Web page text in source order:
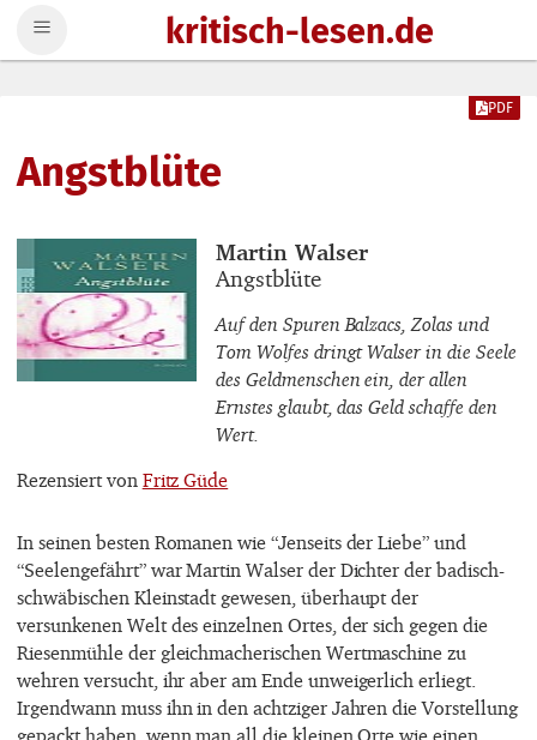
kritisch-lesen.de
Angstblüte
PDF
Buchautor_innen
Martin Walser
Buchtitel
Angstblüte
Auf den Spuren Balzacs, Zolas und
Tom Wolfes dringt Walser in die Seele
des Geldmenschen ein, der allen
Ernstes glaubt, das Geld schaffe den
Wert.
Rezensiert von Fritz Güde
In seinen besten Romanen wie “Jenseits der Liebe” und
“Seelengefährt” war Martin Walser der Dichter der badisch-
schwäbischen Kleinstadt gewesen, überhaupt der
versunkenen Welt des einzelnen Ortes, der sich gegen die
Riesenmühle der gleichmacherischen Wertmaschine zu
wehren versucht, ihr aber am Ende unweigerlich erliegt.
Irgendwann muss ihn in den achtziger Jahren die Vorstellung